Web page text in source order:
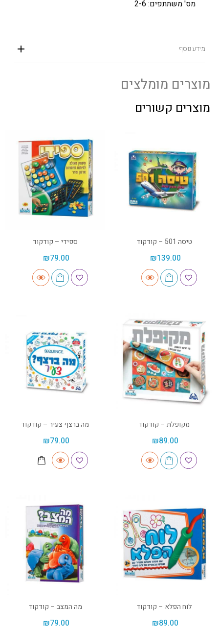
מס' משתתפים: 2-6
מידע נוסף
מוצרים מומלצים
מוצרים קשורים
טיסה 501 – קודקוד
₪139.00
ספידי – קודקוד
₪79.00
מקופלת – קודקוד
₪89.00
מה ברצף צעיר – קודקוד
₪79.00
לוח הפלא – קודקוד
₪89.00
מה המצב – קודקוד
₪79.00